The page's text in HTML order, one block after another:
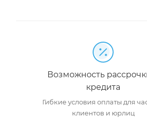
Возможность
кредита
Гибкие условия оплаты для
клиентов и юрлиц